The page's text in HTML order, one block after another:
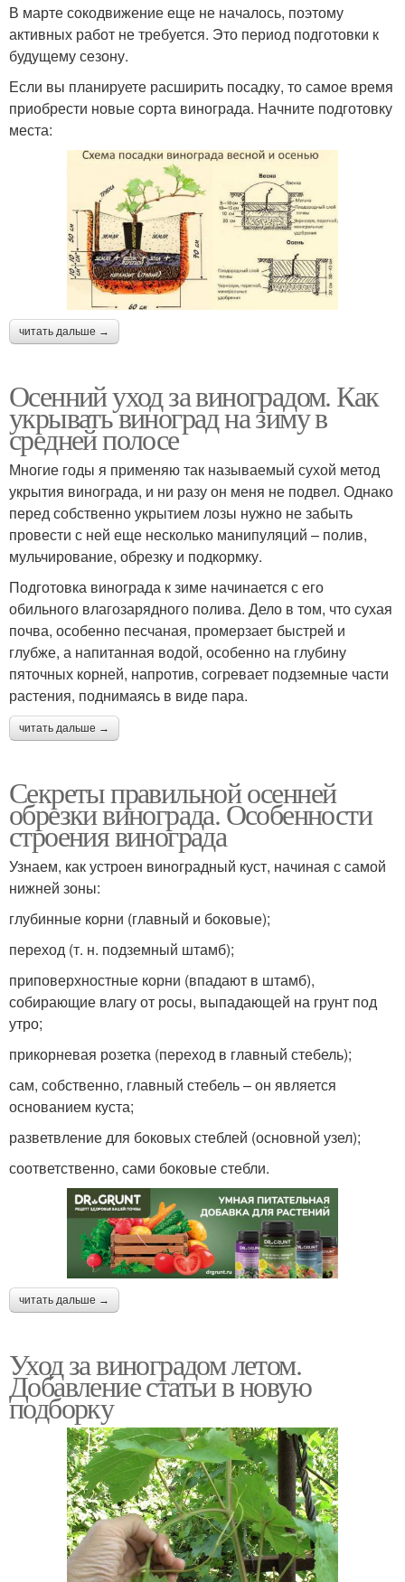
В марте сокодвижение еще не началось, поэтому
активных работ не требуется. Это период подготовки к
будущему сезону.
Если вы планируете расширить посадку, то самое время
приобрести новые сорта винограда. Начните подготовку
места:
читать дальше →
Осенний уход за виноградом. Как
укрывать виноград на зиму в
средней полосе
Многие годы я применяю так называемый сухой метод
укрытия винограда, и ни разу он меня не подвел. Однако
перед собственно укрытием лозы нужно не забыть
провести с ней еще несколько манипуляций – полив,
мульчирование, обрезку и подкормку.
Подготовка винограда к зиме начинается с его
обильного влагозарядного полива. Дело в том, что сухая
почва, особенно песчаная, промерзает быстрей и
глубже, а напитанная водой, особенно на глубину
пяточных корней, напротив, согревает подземные части
растения, поднимаясь в виде пара.
читать дальше →
Секреты правильной осенней
обрезки винограда. Особенности
строения винограда
Узнаем, как устроен виноградный куст, начиная с самой
нижней зоны:
глубинные корни (главный и боковые);
переход (т. н. подземный штамб);
приповерхностные корни (впадают в штамб),
собирающие влагу от росы, выпадающей на грунт под
утро;
прикорневая розетка (переход в главный стебель);
сам, собственно, главный стебель – он является
основанием куста;
разветвление для боковых стеблей (основной узел);
соответственно, сами боковые стебли.
читать дальше →
Уход за виноградом летом.
Добавление статьи в новую
подборку